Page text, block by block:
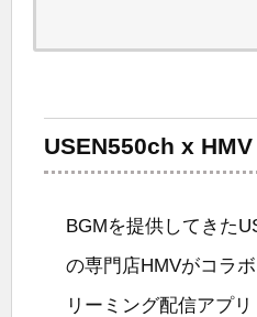
USEN550ch x HMV
BGMを提供してきた
の専門店HMVがコラ
リーミング配信アプ